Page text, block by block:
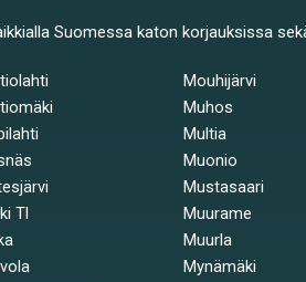
Suomessa katon korjauksissa
Tl
Mouhijärvi
Muhos
Multia
Muonio
Mustasaari
Muurame
Muurla
Mynämäki